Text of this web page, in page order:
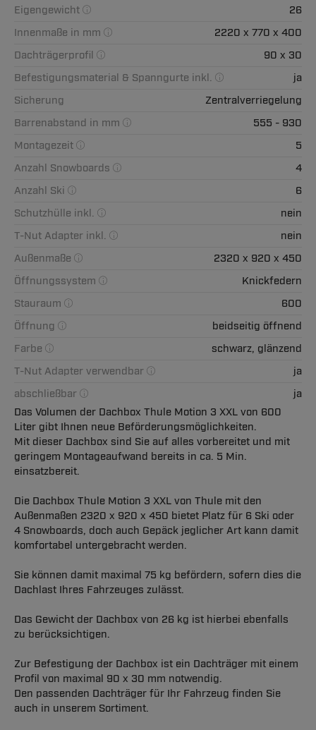
Eigengewicht
26
Innenmaße in mm
2220 x 770 x 400
Dachträgerprofil
90 x 30
Befestigungsmaterial & Spanngurte inkl.
ja
Sicherung
Zentralverriegelung
Barrenabstand in mm
555 - 930
Montagezeit
5
Anzahl Snowboards
4
Anzahl Ski
6
Schutzhülle inkl.
nein
T-Nut Adapter inkl.
nein
Außenmaße
2320 x 920 x 450
Öffnungssystem
Knickfedern
Stauraum
600
Öffnung
beidseitig öffnend
Farbe
schwarz, glänzend
T-Nut Adapter verwendbar
ja
abschließbar
ja
Das Volumen der Dachbox Thule Motion 3 XXL von 600
Liter gibt Ihnen neue Beförderungsmöglichkeiten.
Mit dieser Dachbox sind Sie auf alles vorbereitet und mit
geringem Montageaufwand bereits in ca. 5 Min.
einsatzbereit.
Die Dachbox Thule Motion 3 XXL von Thule mit den
Außenmaßen 2320 x 920 x 450 bietet Platz für 6 Ski oder
4 Snowboards, doch auch Gepäck jeglicher Art kann damit
komfortabel untergebracht werden.
Sie können damit maximal 75 kg befördern, sofern dies die
Dachlast Ihres Fahrzeuges zulässt.
Das Gewicht der Dachbox von 26 kg ist hierbei ebenfalls
zu berücksichtigen.
Zur Befestigung der Dachbox ist ein Dachträger mit einem
Profil von maximal 90 x 30 mm notwendig.
Den passenden Dachträger für Ihr Fahrzeug finden Sie
auch in unserem Sortiment.